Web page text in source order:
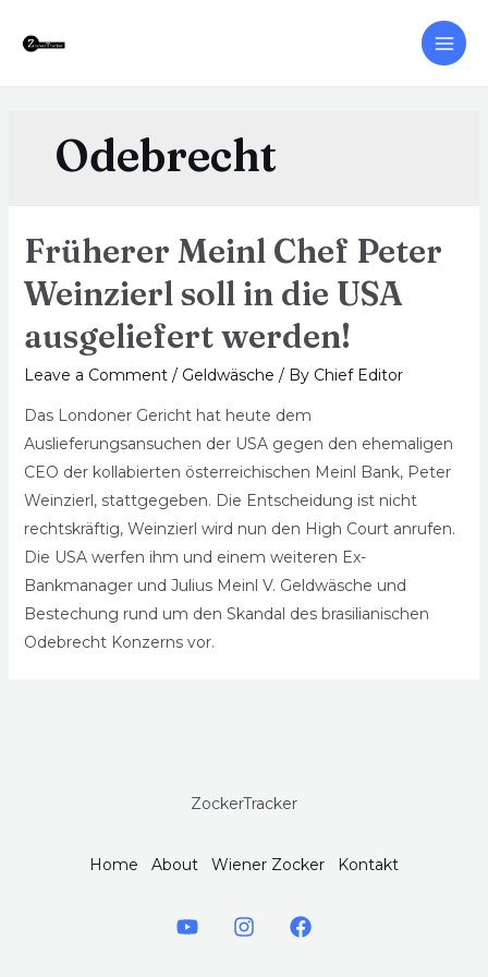
Odebrecht
Früherer Meinl Chef Peter
Weinzierl soll in die USA
ausgeliefert werden!
Leave a Comment / Geldwäsche / By Chief Editor
Das Londoner Gericht hat heute dem
Auslieferungsansuchen der USA gegen den ehemaligen
CEO der kollabierten österreichischen Meinl Bank, Peter
Weinzierl, stattgegeben. Die Entscheidung ist nicht
rechtskräftig, Weinzierl wird nun den High Court anrufen.
Die USA werfen ihm und einem weiteren Ex-
Bankmanager und Julius Meinl V. Geldwäsche und
Bestechung rund um den Skandal des brasilianischen
Odebrecht Konzerns vor.
ZockerTracker
Home About Wiener Zocker Kontakt